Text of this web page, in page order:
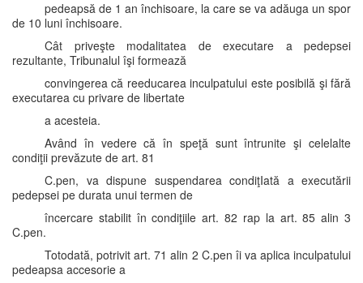
pedeapsă de 1 an închisoare, la care se va adăuga un spor
de 10 luni închisoare.
Cât priveşte modalitatea de executare a pedepsei
rezultante, Tribunalul îşi formează
convingerea că reeducarea inculpatului este posibilă şi fără
executarea cu privare de libertate
a acesteia.
Având în vedere că în speţă sunt întrunite şi celelalte
condiţii prevăzute de art. 81
C.pen, va dispune suspendarea condiţIată a executării
pedepsei pe durata unui termen de
încercare stabilit în condiţiile art. 82 rap la art. 85 alin 3
C.pen.
Totodată, potrivit art. 71 alin 2 C.pen îi va aplica inculpatului
pedeapsa accesorie a